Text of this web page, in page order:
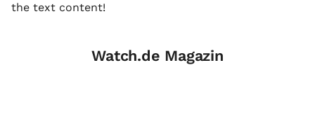
the text content!
Watch.de Magazin